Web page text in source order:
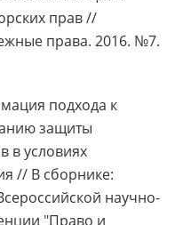
прав //
права. 2016. №7.
подхода к
защиты
в условиях
// В сборнике:
научно-
"Право и